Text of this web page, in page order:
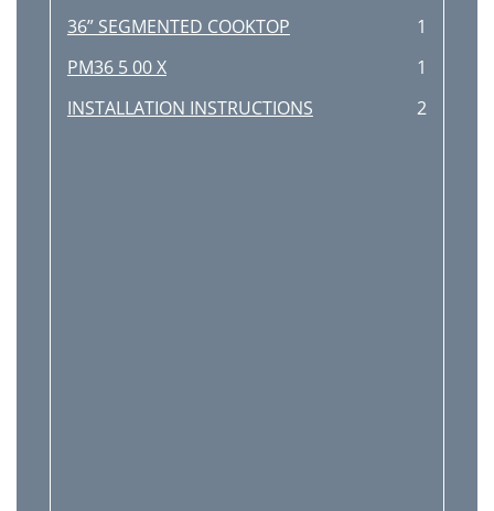
36” SEGMENTED COOKTOP
1
PM36 5 00 X
1
INSTALLATION INSTRUCTIONS
2